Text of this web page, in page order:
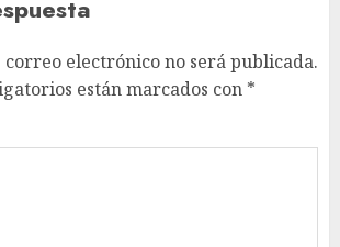
electrónico no será publicada.
están marcados con *